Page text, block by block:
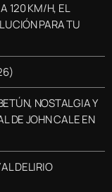
120 KM/H, EL
PARA TU
NOSTALGIA Y
DE JOHN CALE EN
DELIRIO